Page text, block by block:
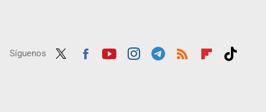
Síguenos